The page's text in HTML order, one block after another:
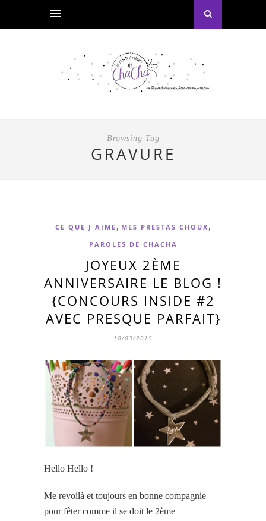
Browsing Tag
GRAVURE
CE QUE J'AIME , MES PRESTAS CHOUX ,
PAROLES DE CHACHA
JOYEUX 2ÈME
ANNIVERSAIRE LE BLOG !
{CONCOURS INSIDE #2
AVEC PRESQUE PARFAIT}
10/03/2015
Hello Hello !
Me revoilà et toujours en bonne compagnie
pour fêter comme il se doit le 2ème